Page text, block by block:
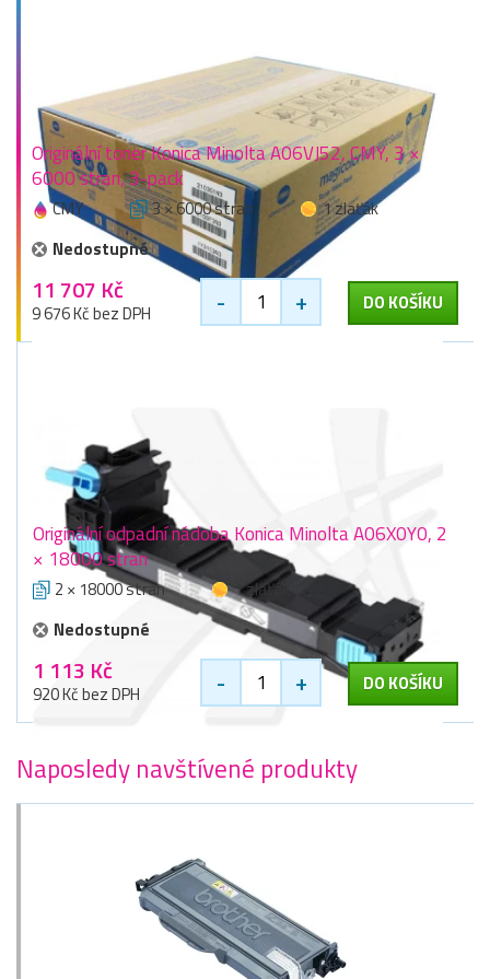
Originální toner Konica Minolta A06VJ52, CMY, 3 ×
6000 stran, 3-pack
CMY 3 × 6000 stran
1 zlaťák
Nedostupné
11 707 Kč
9 676 Kč bez DPH - + DO KOŠÍKU
Originální odpadní nádoba Konica Minolta A06X0Y0, 2
× 18000 stran
2 × 18000 stran
1 zlaťák
Nedostupné
1 113 Kč
920 Kč bez DPH - + DO KOŠÍKU
Naposledy navštívené produkty